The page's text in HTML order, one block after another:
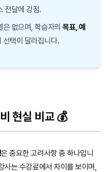
전달에 강점.
은 없으며, 학습자의목표, 예
선택이 달라집니다.
현실 비교 💰
은 중요한 고려사항 중 하나입니
사는 수강료에서 차이를 보이며,